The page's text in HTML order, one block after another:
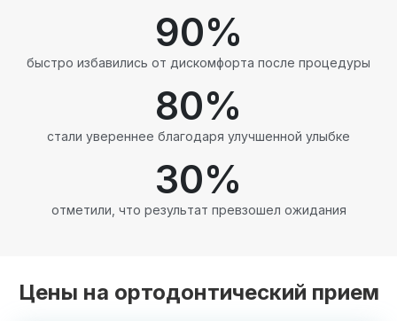
быстро избавились от дискомфорта после процедуры
90%
стали увереннее благодаря улучшенной улыбке
80%
отметили, что результат превзошел ожидания
30%
Цены на ортодонтический прием